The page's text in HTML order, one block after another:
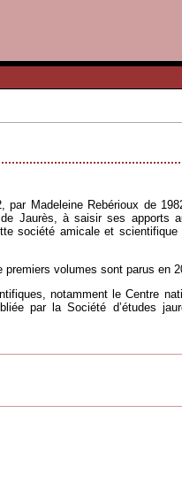
Madeleine Rebérioux de
Jaurès, à saisir ses apports
société amicale et
premiers volumes sont parus en
notamment le Centre
par la Société d’études